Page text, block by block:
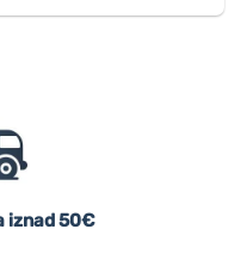
iznad 50€